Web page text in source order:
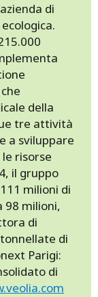
di
della
tre attività
a sviluppare
risorse
il gruppo
milioni di
98 milioni,
di
di
Parigi:
di